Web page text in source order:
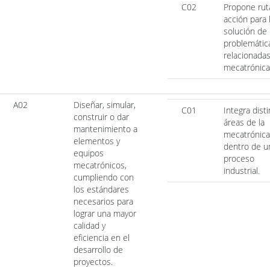
C02
Propone
acción para
solución de
A02
Diseñar, simular,
construir o dar
mantenimiento a
elementos y
equipos
mecatrónicos,
cumpliendo con
los estándares
necesarios para
lograr una mayor
calidad y
eficiencia en el
desarrollo de
proyectos.
C01
Integra
áreas de la
mecatrónica
dentro de
proceso
industrial.